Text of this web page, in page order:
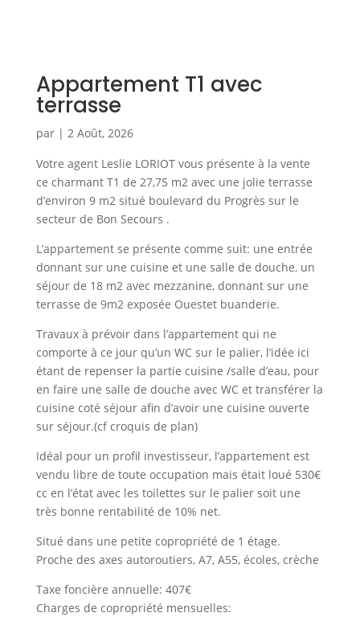
Appartement T1 avec
terrasse
par | 2 Août, 2026
Votre agent Leslie LORIOT vous présente à la vente
ce charmant T1 de 27,75 m2 avec une jolie terrasse
d’environ 9 m2 situé boulevard du Progrès sur le
secteur de Bon Secours .
L’appartement se présente comme suit: une entrée
donnant sur une cuisine et une salle de douche, un
séjour de 18 m2 avec mezzanine, donnant sur une
terrasse de 9m2 exposée Ouestet buanderie.
Travaux à prévoir dans l’appartement qui ne
comporte à ce jour qu’un WC sur le palier, l’idée ici
étant de repenser la partie cuisine /salle d’eau, pour
en faire une salle de douche avec WC et transférer la
cuisine coté séjour afin d’avoir une cuisine ouverte
sur séjour.(cf croquis de plan)
Idéal pour un profil investisseur, l’appartement est
vendu libre de toute occupation mais était loué 530€
cc en l’état avec les toilettes sur le palier soit une
très bonne rentabilité de 10% net.
Situé dans une petite copropriété de 1 étage.
Proche des axes autoroutiers, A7, A55, écoles, crèche
Taxe foncière annuelle: 407€
Charges de copropriété mensuelles: